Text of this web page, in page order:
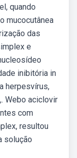
quando
mucocutânea
das
e
inibitória in
herpesvírus,
Webo aciclovir
com
resultou
solução